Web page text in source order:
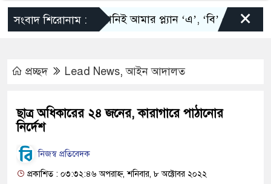
সংবাদ শিরোনাম :স্কালোনিই আমার প্ল্যান ‘এ’, ‘বি’ এবং ‘সি’: তাপিয়া
×
প্রচ্ছদ Lead News,আইন আদালত
ছাত্র অধিকারের ২৪ জনের, কারাগারে পাঠানোর
নির্দেশ
নিজস্ব প্রতিবেদক
প্রকাশিত : ০৩:৩২:৪৬ অপরাহ্ন, শনিবার, ৮ অক্টোবর ২০২২